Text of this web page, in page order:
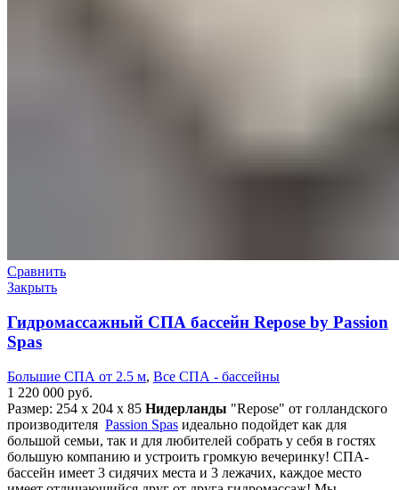
Сравнить
Закрыть
Гидромассажный СПА бассейн Repose by Passion
Spas
Большие СПА от 2.5 м, Все СПА - бассейны
1 220 000 руб.
Размер: 254 х 204 х 85 Нидерланды "Repose" от голландского
производителя Passion Spas идеально подойдет как для
большой семьи, так и для любителей собрать у себя в гостях
большую компанию и устроить громкую вечеринку! СПА-
бассейн имеет 3 сидячих места и 3 лежачих, каждое место